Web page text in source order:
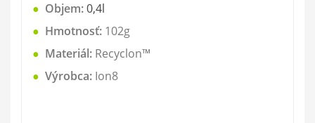
● Objem:0,4l
● Hmotnosť: 102g
● Materiál: Recyclon™
● Výrobca: Ion8